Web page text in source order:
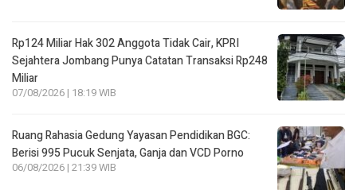
Rp124 Miliar Hak 302 Anggota Tidak Cair, KPRI
Sejahtera Jombang Punya Catatan Transaksi Rp248
Miliar
07/08/2026 | 18:19 WIB
Ruang Rahasia Gedung Yayasan Pendidikan BGC:
Berisi 995 Pucuk Senjata, Ganja dan VCD Porno
06/08/2026 | 21:39 WIB